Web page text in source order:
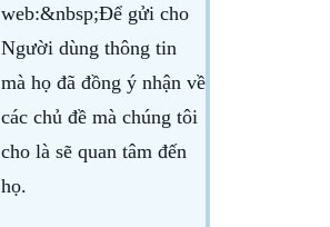
web:&nbsp;Để gửi cho
Người dùng thông tin
mà họ đã đồng ý nhận về
các chủ đề mà chúng tôi
cho là sẽ quan tâm đến
họ.